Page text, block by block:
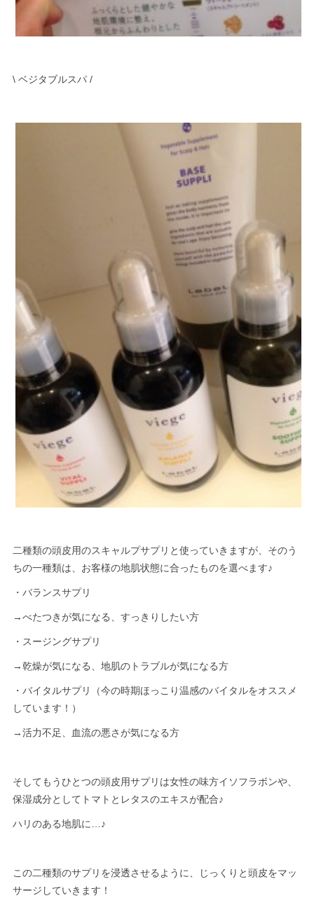
\ ベジタブルスパ /
二種類の頭皮用のスキャルプサプリと使っていきますが、そのう
ちの一種類は、お客様の地肌状態に合ったものを選べます♪
・バランスサプリ
→べたつきが気になる、すっきりしたい方
・スージングサプリ
→乾燥が気になる、地肌のトラブルが気になる方
・バイタルサプリ（今の時期ほっこり温感のバイタルをオススメ
しています！）
→活力不足、血流の悪さが気になる方
そしてもうひとつの頭皮用サプリは女性の味方イソフラボンや、
保湿成分としてトマトとレタスのエキスが配合♪
ハリのある地肌に…♪
この二種類のサプリを浸透させるように、じっくりと頭皮をマッ
サージしていきます！